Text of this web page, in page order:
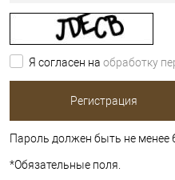
Я согласен на обработку
Пароль должен быть не менее
*Обязательные поля.